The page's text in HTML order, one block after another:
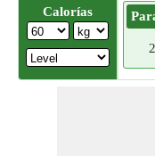
Calorías